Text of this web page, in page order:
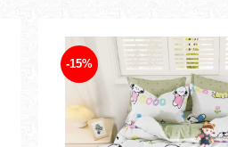
-15%